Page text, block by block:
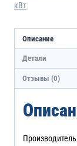
кВт
Описание
Детали
Отзывы (0)